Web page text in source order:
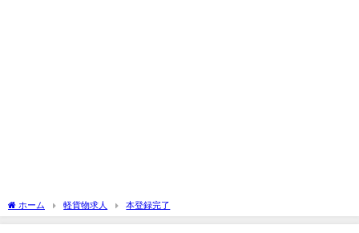
ホーム 軽貨物求人 本登録完了